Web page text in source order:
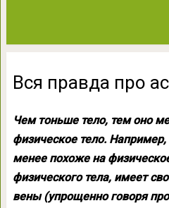
Вся правда про
Чем тоньше тело, тем оно
физическое тело.
менее похоже на
физического тела, имеет
вены (упрощенно говоря